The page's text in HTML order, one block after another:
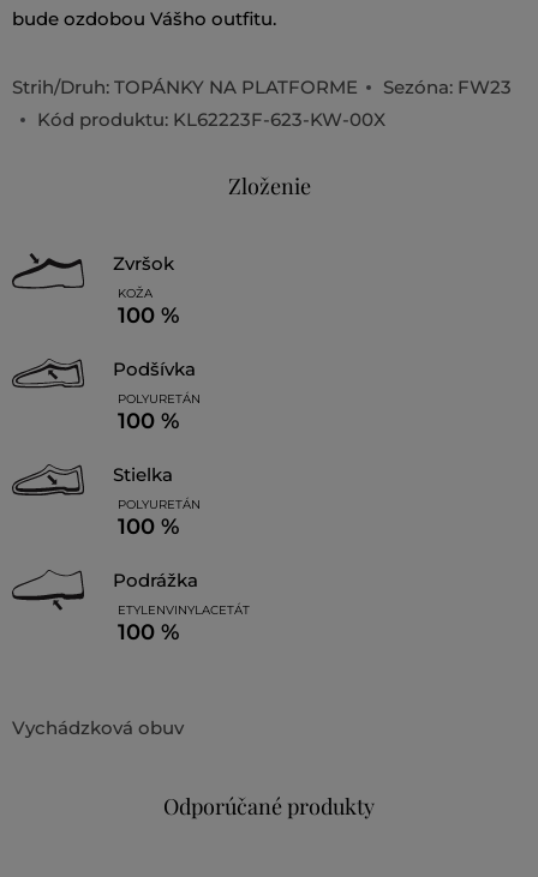
bude ozdobou Vášho outfitu.
Strih/Druh: TOPÁNKY NA PLATFORME
Sezóna: FW23
Kód produktu: KL62223F-623-KW-00X
Zloženie
zvršok
KOŽA
100 %
podšívka
POLYURETÁN
100 %
stielka
POLYURETÁN
100 %
podrážka
ETYLENVINYLACETÁT
100 %
Vychádzková obuv
Odporúčané produkty